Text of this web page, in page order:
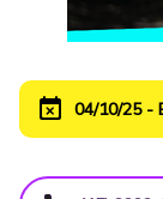
event_busy 04/10/25 -